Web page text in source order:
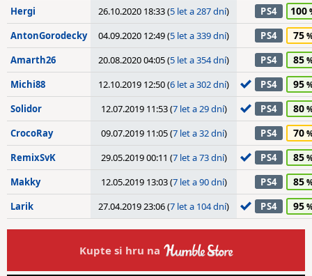
Hergi 26.10.2020 18:33 (5 let a 287 dní) PS4 100
AntonGorodecky 04.09.2020 12:49 (5 let a 339 dní) PS4 75
Amarth26 20.08.2020 04:05 (5 let a 354 dní) PS4 85
Michi88 12.10.2019 12:50 (6 let a 302 dní) PS4 95
Solidor 12.07.2019 11:53 (7 let a 29 dní) PS4 80
CrocoRay 09.07.2019 11:05 (7 let a 32 dní) PS4 70
RemixSvK 29.05.2019 00:11 (7 let a 73 dní) PS4 85
Makky 12.05.2019 13:03 (7 let a 90 dní) PS4 85
Larik 27.04.2019 23:06 (7 let a 104 dní) PS4 95
Kupte si hru na